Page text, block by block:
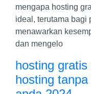
mengapa hosting
ideal, terutama bagi
menawarkan
dan mengelo
hosting
hosting